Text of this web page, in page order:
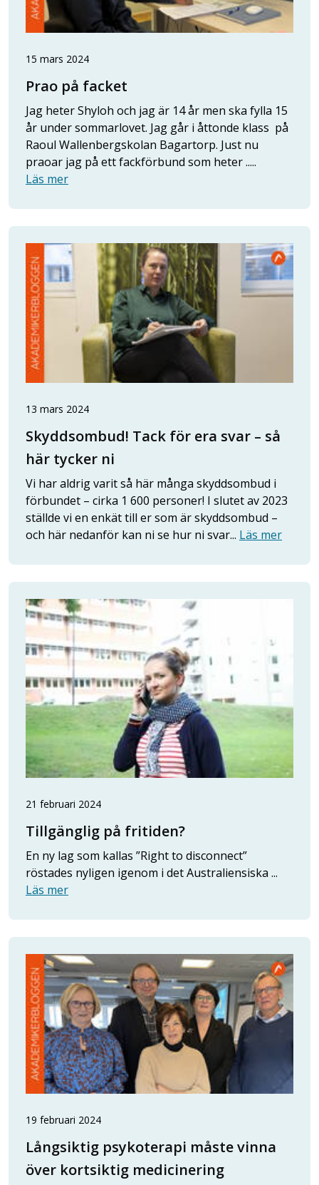
15 mars 2024
Prao på facket
Jag heter Shyloh och jag är 14 år men ska fylla 15
år under sommarlovet. Jag går i åttonde klass på
Raoul Wallenbergskolan Bagartorp. Just nu
praoar jag på ett fackförbund som heter .....
Läs mer
13 mars 2024
Skyddsombud! Tack för era svar – så
här tycker ni
Vi har aldrig varit så här många skyddsombud i
förbundet – cirka 1 600 personer! I slutet av 2023
ställde vi en enkät till er som är skyddsombud –
och här nedanför kan ni se hur ni svar... Läs mer
21 februari 2024
Tillgänglig på fritiden?
En ny lag som kallas ”Right to disconnect”
röstades nyligen igenom i det Australiensiska ...
Läs mer
19 februari 2024
Långsiktig psykoterapi måste vinna
över kortsiktig medicinering